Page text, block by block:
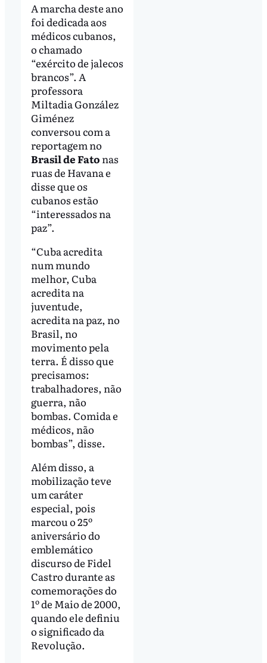
A marcha deste ano
foi dedicada aos
médicos cubanos,
o chamado
“exército de jalecos
brancos”. A
professora
Miltadia González
Giménez
conversou com a
reportagem no
Brasil de Fato nas
ruas de Havana e
disse que os
cubanos estão
“interessados na
paz”.
“Cuba acredita
num mundo
melhor, Cuba
acredita na
juventude,
acredita na paz, no
Brasil, no
movimento pela
terra. É disso que
precisamos:
trabalhadores, não
guerra, não
bombas. Comida e
médicos, não
bombas”, disse.
Além disso, a
mobilização teve
um caráter
especial, pois
marcou o 25º
aniversário do
emblemático
discurso de Fidel
Castro durante as
comemorações do
1º de Maio de 2000,
quando ele definiu
o significado da
Revolução.